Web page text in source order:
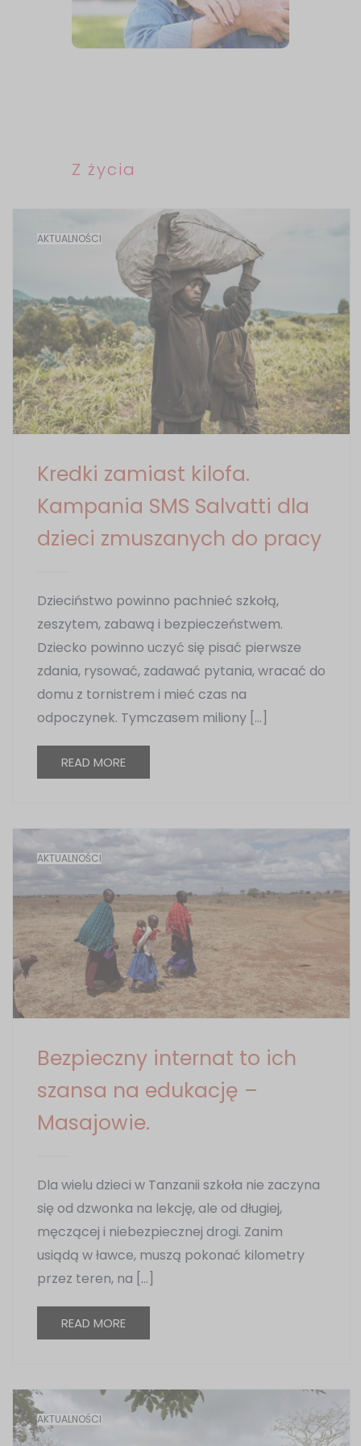
Z życia
AKTUALNOŚCI
Kredki zamiast kilofa.
Kampania SMS Salvatti dla
dzieci zmuszanych do pracy
Dzieciństwo powinno pachnieć szkołą,
zeszytem, zabawą i bezpieczeństwem.
Dziecko powinno uczyć się pisać pierwsze
zdania, rysować, zadawać pytania, wracać do
domu z tornistrem i mieć czas na
odpoczynek. Tymczasem miliony […]
READ MORE
AKTUALNOŚCI
Bezpieczny internat to ich
szansa na edukację –
Masajowie.
Dla wielu dzieci w Tanzanii szkoła nie zaczyna
się od dzwonka na lekcję, ale od długiej,
męczącej i niebezpiecznej drogi. Zanim
usiądą w ławce, muszą pokonać kilometry
przez teren, na […]
READ MORE
AKTUALNOŚCI